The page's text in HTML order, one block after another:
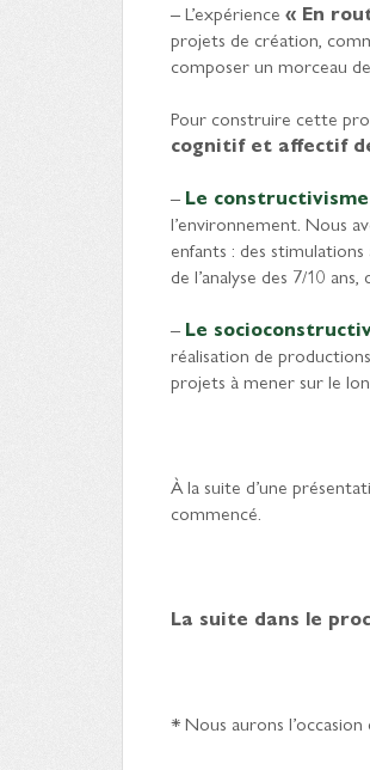
– L’expérience « En
projets de création,
composer un morceau
Pour construire cette
cognitif et affectif
– Le
l’environnement. Nous
enfants : des
de l’analyse des 7/10
– Le
réalisation de
projets à mener sur le
À la suite d’une
commencé.
La suite dans le
* Nous aurons